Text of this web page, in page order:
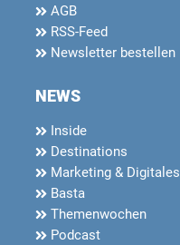
AGB
RSS-Feed
Newsletter bestellen
NEWS
Inside
Destinations
Marketing & Digitales
Basta
Themenwochen
Podcast